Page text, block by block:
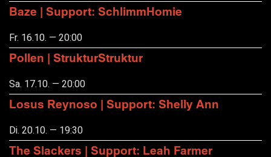
Baze | Support: SchlimmHomie
Fr. 16.10. — 20:00
Pollen | StrukturStruktur
Sa. 17.10. — 20:00
Losus Reynoso | Support: Shelly Ann
Di. 20.10. — 19:30
The Slackers | Support: Leah Farmer